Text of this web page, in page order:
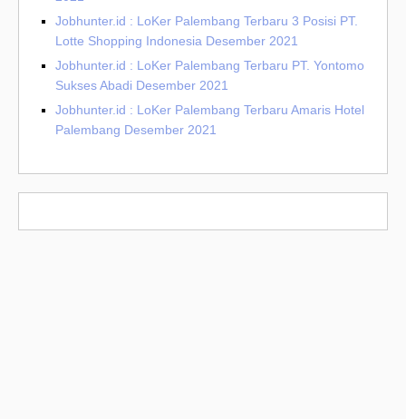
Jobhunter.id : LoKer Palembang Terbaru 3 Posisi PT.
Lotte Shopping Indonesia Desember 2021
Jobhunter.id : LoKer Palembang Terbaru PT. Yontomo
Sukses Abadi Desember 2021
Jobhunter.id : LoKer Palembang Terbaru Amaris Hotel
Palembang Desember 2021